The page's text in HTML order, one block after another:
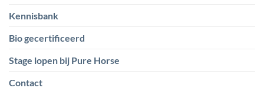
Kennisbank
Bio gecertificeerd
Stage lopen bij Pure Horse
Contact